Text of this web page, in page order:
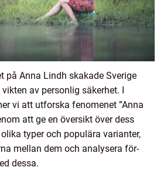
på Anna Lindh skakade Sverige
av personlig säkerhet. I
vi att utforska fenomenet ”Anna
att ge en översikt över dess
typer och populära varianter,
mellan dem och analysera för-
dessa.